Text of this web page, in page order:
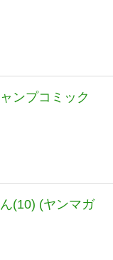
ンプコミック
(10) (ヤンマガ